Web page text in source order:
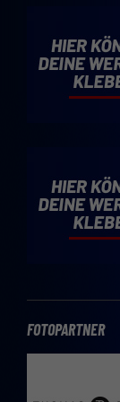
FOTOPARTNER